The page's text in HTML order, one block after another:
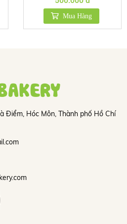
Mua Hàng
Điểm, Hóc Môn, Thành phố Hồ Chí